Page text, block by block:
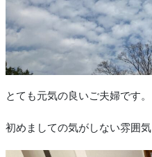
とても元気の良いご夫婦です。
初めましての気がしない雰囲気